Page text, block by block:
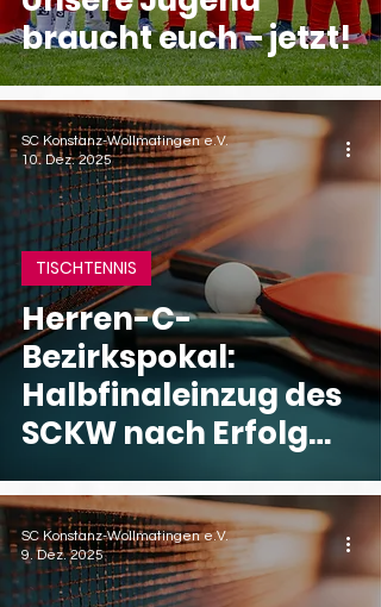
braucht euch – jetzt!
Herren-C-
Bezirkspokal:
Halbfinaleinzug des
SCKW nach Erfolg
über Radolfzell
TISCHTENNIS
SC Konstanz-Wollmatingen e.V.
10. Dez. 2025
SC Konstanz-Wollmatingen e.V.
9. Dez. 2025